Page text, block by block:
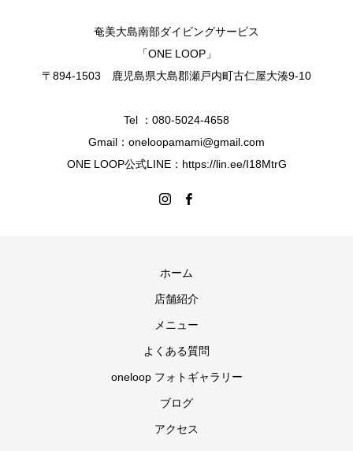
奄美大島南部ダイビングサービス
「ONE LOOP」
〒894-1503 鹿児島県大島郡瀬戸内町古仁屋大湊9-10
Tel ：080-5024-4658
Gmail：oneloopamami@gmail.com
ONE LOOP公式LINE：https://lin.ee/I18MtrG
ホーム
店舗紹介
メニュー
よくある質問
oneloop フォトギャラリー
ブログ
アクセス